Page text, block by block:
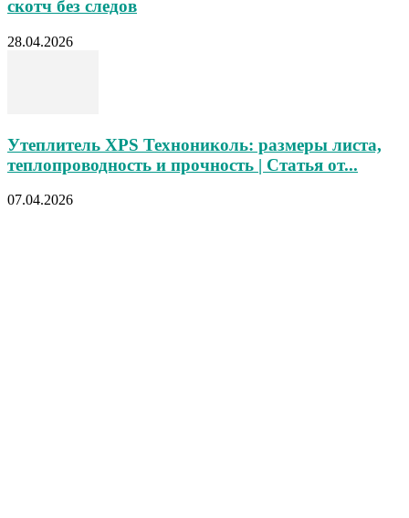
скотч без следов
28.04.2026
Утеплитель XPS Технониколь: размеры листа,
теплопроводность и прочность | Статья от...
07.04.2026